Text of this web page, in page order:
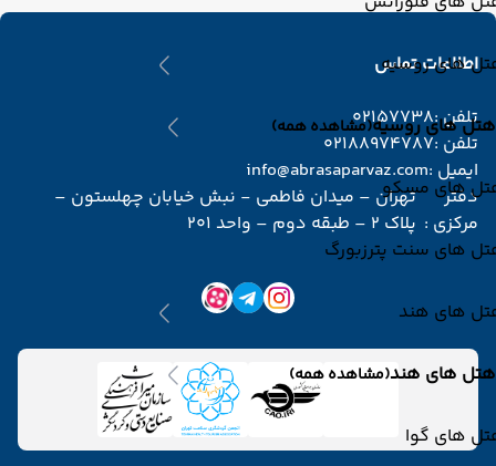
های روسیه
هتل های روسیه(مشاهده همه)
های مسکو
های سنت پترزبورگ
های هند
هتل های هند(مشاهده همه)
های گوا
اطلاعات تماس
تلفن :02157738
تلفن :02188974787
ایمیل :info@abrasaparvaz.com
دفتر
مرکزی :
تهران – میدان فاطمی - نبش خیابان چهلستون –
پلاک 2 – طبقه دوم – واحد 201